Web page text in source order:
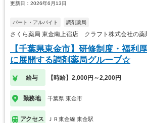
更新日：2026年6月13日
パート・アルバイト 調剤薬局
さくら薬局 東金南上宿店 クラフト株式会社の薬
【千葉県東金市】研修制度・福利
に展開する調剤薬局グループ☆
給与 【時給】2,000円～2,200円
勤務地 千葉県 東金市
アクセス ＪＲ東金線 東金駅